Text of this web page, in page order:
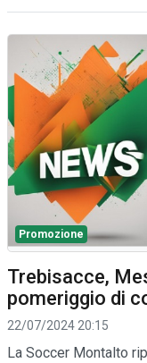
Promozione
Trebisacce,
pomeriggio di
22/07/2024 20:15
La Soccer Montalto